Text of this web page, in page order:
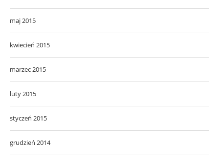
maj 2015
kwiecień 2015
marzec 2015
luty 2015
styczeń 2015
grudzień 2014